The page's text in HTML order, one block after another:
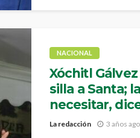
NACIONAL
Xóchitl
silla a Santa;
necesitar,
La redacción 3 años ago